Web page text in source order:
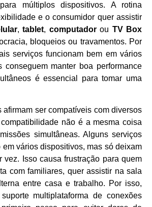
múltiplos dispositivos. A rotina
e o consumidor quer assistir
, tablet, computadorou TV Box
bloqueios ou travamentos. Por
serviços funcionam bem em vários
conseguem manter boa performance
é essencial para tomar uma
afirmam ser compatíveis com diversos
não é a mesma coisa
simultâneas. Alguns serviços
em vários dispositivos, mas só deixam
vez. Isso causa frustração para quem
com familiares, quer assistir na sala
entre casa e trabalho. Por isso,
multiplataforma de conexões